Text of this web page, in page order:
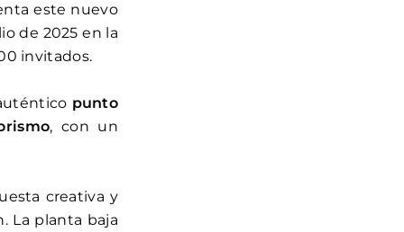
este nuevo
de 2025 en la
invitados.
punto
, con un
creativa y
La planta baja